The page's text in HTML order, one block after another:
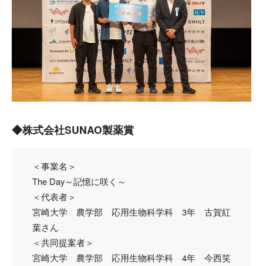
◆株式会社SUNAO製薬賞
＜事業名＞
The Day～記憶に咲く～
＜代表者＞
宮崎大学 農学部 応用生物科学科 3年 古賀紅
葉さん
＜共同提案者＞
宮崎大学 農学部 応用生物科学科 4年 今西笑